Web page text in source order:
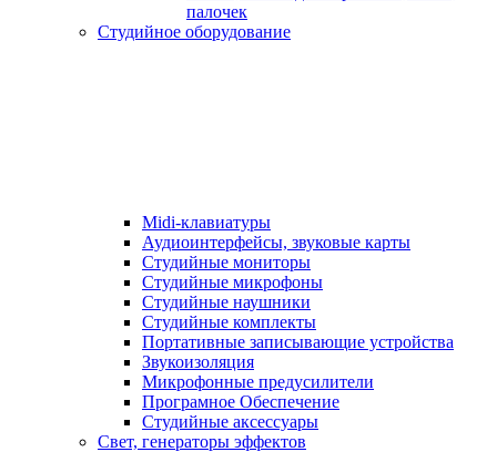
палочек
Студийное оборудование
Midi-клавиатуры
Аудиоинтерфейсы, звуковые карты
Студийные мониторы
Студийные микрофоны
Студийные наушники
Студийные комплекты
Портативные записывающие устройства
Звукоизоляция
Микрофонные предусилители
Програмное Обеспечение
Студийные аксессуары
Свет, генераторы эффектов